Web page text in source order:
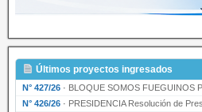
Últimos proyectos ingresados
N° 427/26 · BLOQUE SOMOS FUEGUINOS Proyecto de
N° 426/26 · PRESIDENCIA Resolución de Presidencia N°